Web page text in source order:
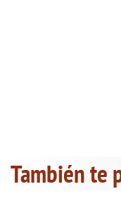
También te